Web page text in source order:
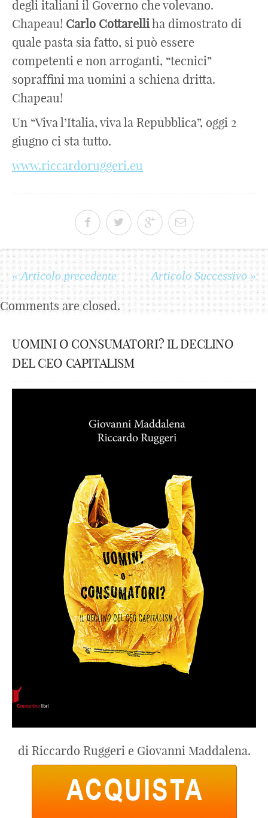
degli italiani il Governo che volevano.
Chapeau! Carlo Cottarelliha dimostrato di
quale pasta sia fatto, si può essere
competenti e non arroganti, “tecnici”
sopraffini ma uomini a schiena dritta.
Chapeau!
Un “Viva l’Italia, viva la Repubblica”, oggi 2
giugno ci sta tutto.
www.riccardoruggeri.eu
« Articolo precedente Articolo Successivo »
Comments are closed.
UOMINI O CONSUMATORI? IL DECLINO
DEL CEO CAPITALISM
di Riccardo Ruggeri e Giovanni Maddalena.